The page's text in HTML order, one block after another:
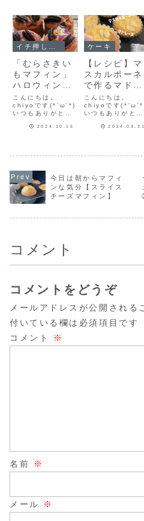
「むらさきい
もマフィン」
ハロウィンに
むらさき色の
マフィンはい
かが？🎃ホッ
トケーキミッ
シピだよ！
こんにちは。
chiyoです(*'ω'*)
いつもありがとう
むらさき色でちょ
さきいもパウダ
ー、植物油を使
用。そろえやすい
材料なので、「食
2024.10.16
ケーキ
【レシピ】マ
スカルポーネ
で作るマドレ
ーヌ♡ふんわ
りしっとり♡
とっても美味
しいマドレー
こんにちは。
chiyoです
いつもありがとう
印メグミルクさん
に使ってみました
♡マスカルポーネ
はとっても柔らか
く材料とも混ざり
2024.03.31
今日は朝からマフィ
ンな気分【スライス
チーズマフィン】
コメント
コメントをどうぞ
メールアドレスが公開される
付いている欄は必須項目です
コメント
※
名前 ※
メール ※